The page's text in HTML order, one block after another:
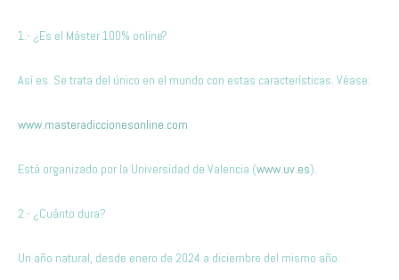
1.- ¿Es el Máster 100% online?
Así es. Se trata del único en el mundo con estas características. Véase:
www.masteradiccionesonline.com
Está organizado por la Universidad de Valencia (www.uv.es).
2.- ¿Cuánto dura?
Un año natural, desde enero de 2024 a diciembre del mismo año.